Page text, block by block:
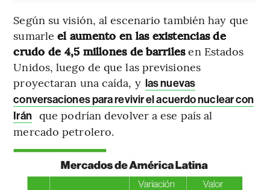
Según su visión, al escenario también hay que
sumarleel aumento en las existencias de
crudo de 4,5 millones de barrilesen Estados
Unidos, luego de que las previsiones
proyectaran una caída, y las nuevas
conversaciones para revivir el acuerdo nuclear con
Irán que podrían devolver a ese país al
mercado petrolero.